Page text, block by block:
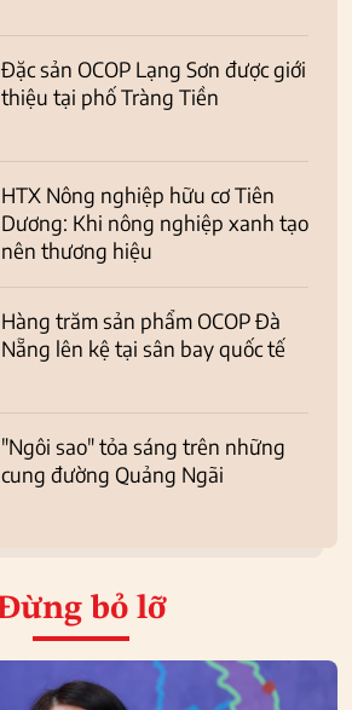
Đặc sản OCOP Lạng Sơn được giới
thiệu tại phố Tràng Tiền
HTX Nông nghiệp hữu cơ Tiên
Dương: Khi nông nghiệp xanh tạo
nên thương hiệu
Hàng trăm sản phẩm OCOP Đà
Nẵng lên kệ tại sân bay quốc tế
"Ngôi sao" tỏa sáng trên những
cung đường Quảng Ngãi
bỏ lỡ